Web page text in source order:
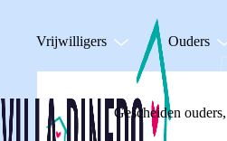
Vrijwilligers Ouders
Gescheiden ouders,